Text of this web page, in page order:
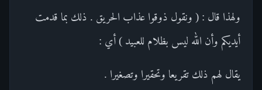
ولهذا قال : ( ونقول ذوقوا عذاب الحريق . ذلك بما قدمت
أيديكم وأن الله ليس بظلام للعبيد ) أي :
يقال لهم ذلك تقريعا وتحقيرا وتصغيرا .